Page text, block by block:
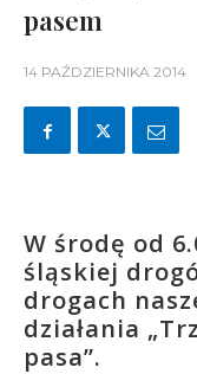
pasem
14 PAŹDZIERNIKA 2014
W środę od
śląskiej
drogach
działania
pasa”.